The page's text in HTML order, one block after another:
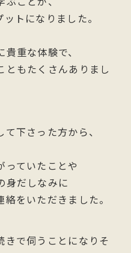
トになりました。
重な体験で、
ともたくさんありまし
下さった方から、
っていたことや
身だしなみに
をいただきました。
きで伺うことになりそ